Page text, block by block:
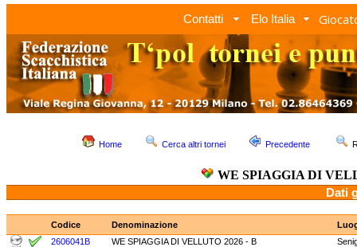
Contatti Elo Italia
Home Cerca altri tornei Precedente
WE SPIAGGIA DI
Dati
Codice Denominazione
2606041B
WE SPIAGGIA DI VELLUTO 2026 - B